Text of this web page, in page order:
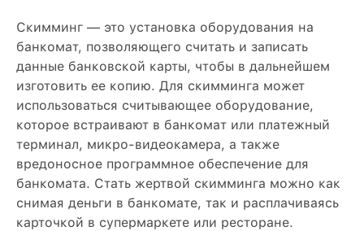
Скимминг — это установка оборудования на
банкомат, позволяющего считать и записать
данные банковской карты, чтобы в дальнейшем
изготовить ее копию. Для скимминга может
использоваться считывающее оборудование,
которое встраивают в банкомат или платежный
терминал, микро-видеокамера, а также
вредоносное программное обеспечение для
банкомата. Стать жертвой скимминга можно как
снимая деньги в банкомате, так и расплачиваясь
карточкой в супермаркете или ресторане.